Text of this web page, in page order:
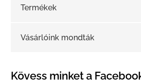
Termékek
Vásárlóink mondták
Kövess minket a